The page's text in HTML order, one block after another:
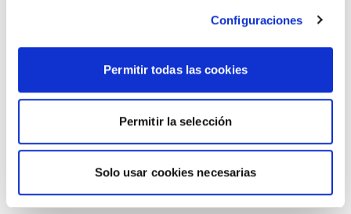
Configuraciones
Permitir todas las cookies
Permitir la selección
Solo usar cookies necesarias